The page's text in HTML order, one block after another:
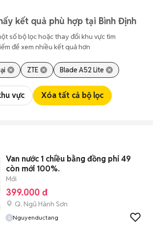
kết quả phù hợp tại Bình Định
số bộ lọc hoặc thay đổi khu vực tìm
để xem nhiều kết quả hơn
ZTE Blade A52 Lite
vực Xóa tất cả bộ lọc
Van nước 1 chiều bằng đồng phi 49
còn mới 100%.
Mới
399.000 đ
Q. Ngũ Hành Sơn
Nguyenductang